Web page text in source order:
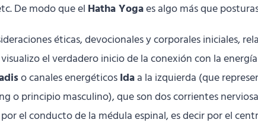
De modo que el Hatha Yogaes algo más que
éticas, devocionales y corporales iniciales,
el verdadero inicio de la conexión con la
o canales energéticosIdaa la izquierda (que
o principio masculino), que son dos corrientes
el conducto de la médula espinal, es decir por el